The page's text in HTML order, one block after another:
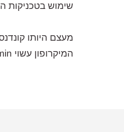
שימוש בטכניקות
המיקרופון עשוי duralumin מצופה ניקל, והגריל מצופה ניקל מט. הערכה כוללת מיקרופון, מארץ עץ מרופד, שוקמאונט.